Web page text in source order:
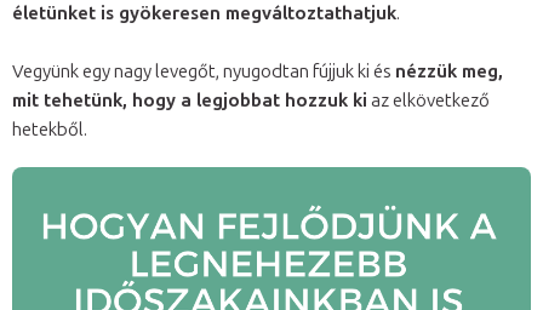
életünket is gyökeresen megváltoztathatjuk.
Vegyünk egy nagy levegőt, nyugodtan fújjuk ki és nézzük meg,
mit tehetünk, hogy a legjobbat hozzuk ki az elkövetkező
hetekből.